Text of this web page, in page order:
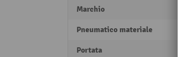
Marchio
Pneumatico materiale
Portata